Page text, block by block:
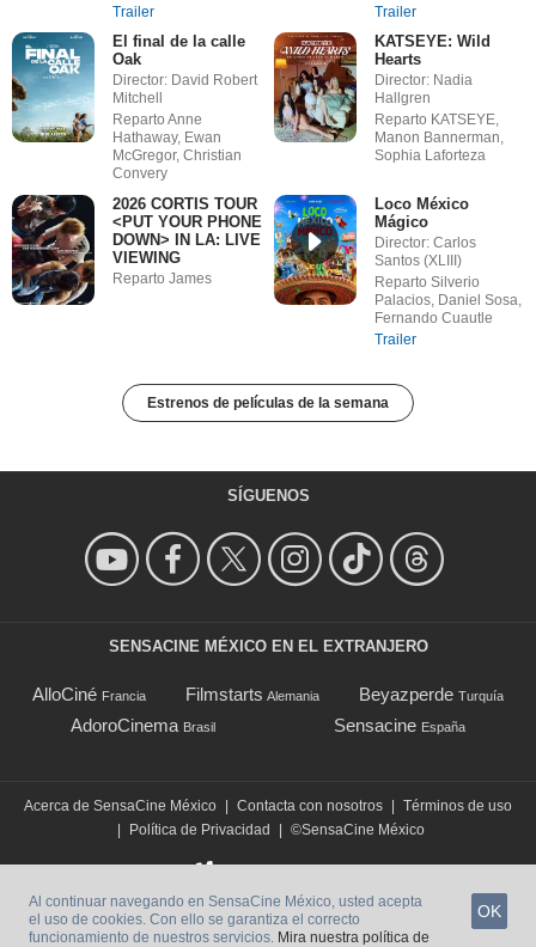
Trailer
Trailer
El final de la calle
Oak
Director: David Robert
Mitchell
Reparto Anne
Hathaway, Ewan
McGregor, Christian
Convery
KATSEYE: Wild
Hearts
Director: Nadia
Hallgren
Reparto KATSEYE,
Manon Bannerman,
Sophia Laforteza
2026 CORTIS TOUR
<PUT YOUR PHONE
DOWN> IN LA: LIVE
VIEWING
Reparto James
Loco México
Mágico
Director: Carlos
Santos (XLIII)
Reparto Silverio
Palacios, Daniel Sosa,
Fernando Cuautle
Trailer
Estrenos de películas de la semana
SÍGUENOS
SENSACINE MÉXICO EN EL EXTRANJERO
AlloCiné Francia Filmstarts Alemania Beyazperde Turquía
AdoroCinema Brasil Sensacine España
Acerca de SensaCine México | Contacta con nosotros | Términos de uso
|
Política de Privacidad | ©SensaCine México
Al continuar navegando en SensaCine México, usted acepta
el uso de cookies. Con ello se garantiza el correcto
funcionamiento de nuestros servicios. Mira nuestra política de
OK